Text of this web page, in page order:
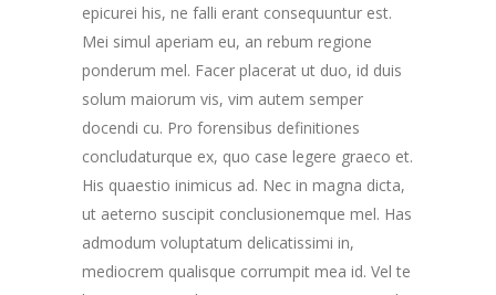
epicurei his, ne falli erant consequuntur est.
Mei simul aperiam eu, an rebum regione
ponderum mel. Facer placerat ut duo, id duis
solum maiorum vis, vim autem semper
docendi cu. Pro forensibus definitiones
concludaturque ex, quo case legere graeco et.
His quaestio inimicus ad. Nec in magna dicta,
ut aeterno suscipit conclusionemque mel. Has
admodum voluptatum delicatissimi in,
mediocrem qualisque corrumpit mea id. Vel te